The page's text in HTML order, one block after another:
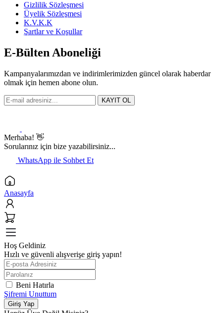
Gizlilik Sözleşmesi
Üyelik Sözleşmesi
K.V.K.K
Şartlar ve Koşullar
E-Bülten Aboneliği
Kampanyalarımızdan ve indirimlerimizden güncel olarak haberdar
olmak için hemen abone olun.
KAYIT OL
Merhaba! 👋
Sorularınız için bize yazabilirsiniz...
WhatsApp ile Sohbet Et
Anasayfa
Hoş Geldiniz
Hızlı ve güvenli alışverişe giriş yapın!
Beni Hatırla
Şifremi Unuttum
Giriş Yap